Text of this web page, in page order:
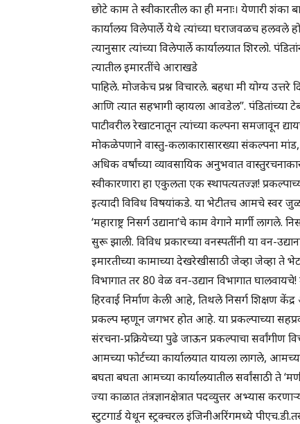
छोटे काम ते स्वीकारतील का ही मनाः। येणारी
कार्यालय विलेपार्ले येथे त्यांच्या घराजवळच हलवले
त्यानुसार त्यांच्या विलेपार्ले कार्यालयात शिरलो.
त्यातील इमारतींचे आराखडे
पाहिले. मोजकेच प्रश्न विचारले. बहधा मी योग्य
आणि त्यात सहभागी व्हायला आवडेल”. पंडितांच्या
पाटीवरील रेखाटनातून त्यांच्या कल्पना समजावून
मोकळेपणाने वास्तु-कलाकारासारख्या संकल्पना मांड,
अधिक वर्षांच्या व्यावसायिक अनुभवात
स्वीकारणारा हा एकुलता एक स्थापत्यतज्ज्ञ!
इत्यादी विविध विषयांकडे. या भेटीतच आमचे
‘महाराष्ट्र निसर्ग उद्याना’चे काम वेगाने मार्गी
सुरू झाली. विविध प्रकारच्या वनस्पतींनी या वन-
इमारतीच्या कामाच्या देखरेखीसाठी जेव्हा जेव्हा ते
विभागात तर 80 वेळ वन-उद्यान विभागात घालवायचे!
हिरवाई निर्माण केली आहे, तिथले निसर्ग शिक्षण
प्रकल्प म्हणून जगभर होत आहे. या प्रकल्पाच्या
संरचना-प्रक्रियेच्या पुढे जाऊन प्रकल्पाचा सर्वांगीण
आमच्या फोर्टच्या कार्यालयात यायला लागले,
बघता बघता आमच्या कार्यालयातील सर्वांसाठी ते
ज्या काळात तंत्रज्ञानक्षेत्रात पदव्युत्तर अभ्यास
स्टुटगार्ड येथून स्ट्रक्चरल इंजिनीअरिंगमध्ये